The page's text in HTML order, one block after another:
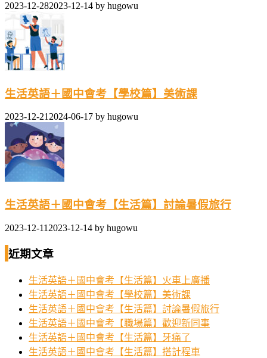
2023-12-282023-12-14 by hugowu
生活英語＋國中會考【學校篇】美術課
2023-12-212024-06-17 by hugowu
生活英語＋國中會考【生活篇】討論暑假旅行
2023-12-11 2023-12-14 by hugowu
近期文章
生活英語＋國中會考【生活篇】火車上廣播
生活英語＋國中會考【學校篇】美術課
生活英語＋國中會考【生活篇】討論暑假旅行
生活英語＋國中會考【職場篇】歡迎新同事
生活英語＋國中會考【生活篇】牙痛了
生活英語＋國中會考【生活篇】搭計程車